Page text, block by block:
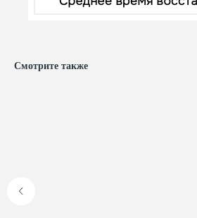
Смотрите также